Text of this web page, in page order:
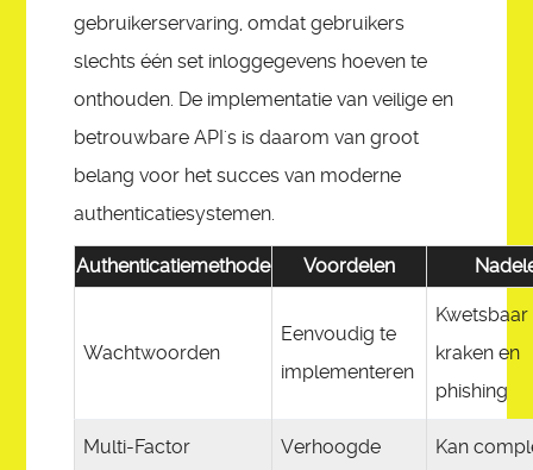
gebruikerservaring, omdat gebruikers
slechts één set inloggegevens hoeven te
onthouden. De implementatie van veilige en
betrouwbare API's is daarom van groot
belang voor het succes van moderne
authenticatiesystemen.
Authenticatiemethode Voordelen
Wachtwoorden
Eenvoudig te
implementeren
kraken en
phishing
Multi-Factor
Verhoogde
Kan